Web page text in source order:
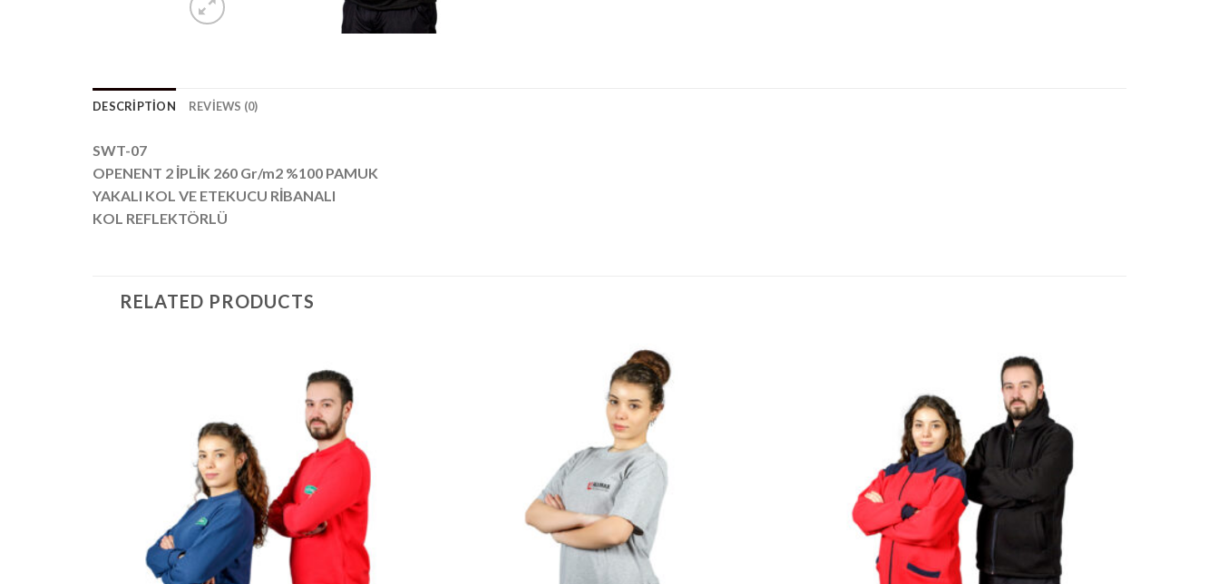
DESCRIPTION REVIEWS (0)
SWT-07
OPENENT 2 İPLİK 260 Gr/m2 %100 PAMUK
YAKALI KOL VE ETEKUCU RİBANALI
KOL REFLEKTÖRLÜ
RELATED PRODUCTS